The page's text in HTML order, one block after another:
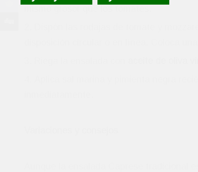
Dispón las rodajas de tomate y
disposición circular o en línea. Coloca
aceite de oliva
Aplica sal marina y pimienta negra
Aunque la ensalada Caprese tradicional